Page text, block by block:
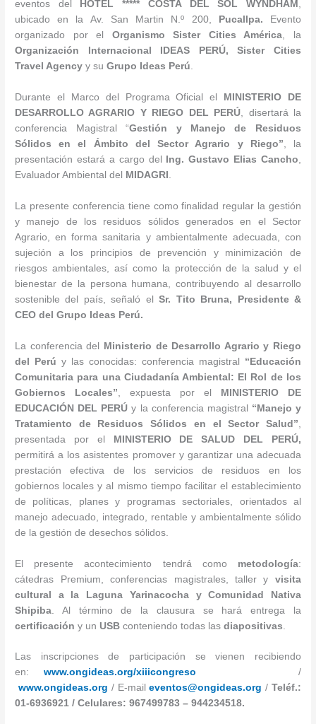
eventos del
HOTEL ***** COSTA DEL SOL WYNDHAM ,
ubicado en la Av. San Martin N.º 200,
Pucallpa.
Evento
organizado por el Organismo Sister Cities América, la
Organización Internacional IDEAS PERÚ, Sister Cities
Travel Agency y suGrupo Ideas Perú.
Durante el Marco del Programa Oficial el
MINISTERIO DE
DESARROLLO AGRARIO Y RIEGO DEL PERÚ , disertará la
conferencia Magistral “Gestión y Manejo de Residuos
Sólidos en el Ámbito del Sector Agrario y Riego” , la
presentación estará a cargo del
Ing. Gustavo Elias Cancho
Evaluador Ambiental del
MIDAGRI
La presente conferencia tiene como finalidad regular la gestión
y manejo de los residuos sólidos generados en el Sector
Agrario, en forma sanitaria y ambientalmente adecuada, con
sujeción a los principios de prevención y minimización de
riesgos ambientales, así como la protección de la salud y el
bienestar de la persona humana, contribuyendo al desarrollo
sostenible del país, señaló el
Sr. Tito Bruna, Presidente &
CEO del Grupo Ideas Perú.
La conferencia del Ministerio de Desarrollo Agrario y Riego
del Perú y las conocidas: conferencia magistral “Educación
Comunitaria para una Ciudadanía Ambiental: El Rol de los
Gobiernos Locales” , expuesta por el MINISTERIO DE
EDUCACIÓN DEL PERÚ y la conferencia magistral “Manejo y
Tratamiento de Residuos Sólidos en el Sector Salud”
presentada por el MINISTERIODE SALUD DEL PERÚ,
permitirá a los asistentes promover y garantizar una adecuada
prestación efectiva de los servicios de residuos en los
gobiernos locales y al mismo tiempo facilitar el establecimiento
de políticas, planes y programas sectoriales, orientados al
manejo adecuado, integrado, rentable y ambientalmente sólido
de la gestión de desechos sólidos.
El presente acontecimiento tendrá como metodología:
cátedras Premium, conferencias magistrales, taller y visita
cultural a la Laguna Yarinacocha y Comunidad Nativa
Shipiba . Al término de la clausura se hará entrega la
certificación y un USB conteniendo todas lasdiapositivas
Las inscripciones de participación se vienen recibiendo
en: www.ongideas.org/xiiicongreso
/
www.ongideas.org / E-maileventos@ongideas.org / Teléf.:
01-6936921 / Celulares: 967499783 – 944234518.